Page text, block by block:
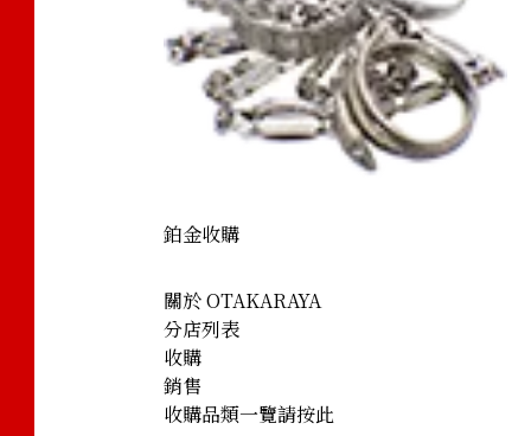
鉑金收購
關於 OTAKARAYA
分店列表
收購
銷售
收購品類一覽請按此